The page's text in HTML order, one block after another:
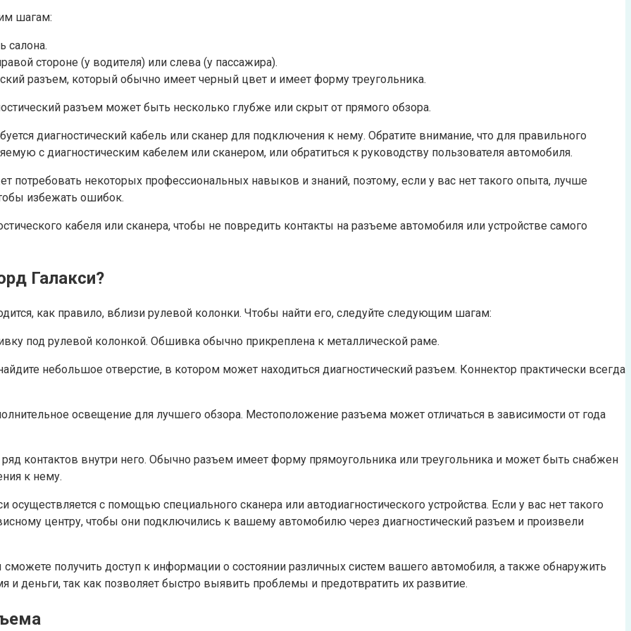
шагам:
салона.
стороне (у водителя) или слева (у пассажира).
разъем, который обычно имеет черный цвет и имеет форму треугольника.
разъем может быть несколько глубже или скрыт от прямого обзора.
диагностический кабель или сканер для подключения к нему. Обратите внимание, что для правильного
с диагностическим кабелем или сканером, или обратиться к руководству пользователя автомобиля.
потребовать некоторых профессиональных навыков и знаний, поэтому, если у вас нет такого опыта, лучше
избежать ошибок.
кабеля или сканера, чтобы не повредить контакты на разъеме автомобиля или устройстве самого
Галакси?
как правило, вблизи рулевой колонки. Чтобы найти его, следуйте следующим шагам:
под рулевой колонкой. Обшивка обычно прикреплена к металлической раме.
небольшое отверстие, в котором может находиться диагностический разъем. Коннектор практически всегда
освещение для лучшего обзора. Местоположение разъема может отличаться в зависимости от года
контактов внутри него. Обычно разъем имеет форму прямоугольника или треугольника и может быть снабжен
к нему.
с помощью специального сканера или автодиагностического устройства. Если у вас нет такого
центру, чтобы они подключились к вашему автомобилю через диагностический разъем и произвели
получить доступ к информации о состоянии различных систем вашего автомобиля, а также обнаружить
и деньги, так как позволяет быстро выявить проблемы и предотвратить их развитие.